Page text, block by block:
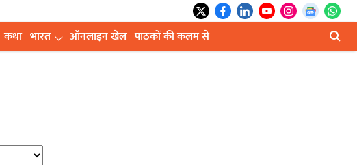
कथा भारत ऑनलाइन खेल पाठकों की कलम से